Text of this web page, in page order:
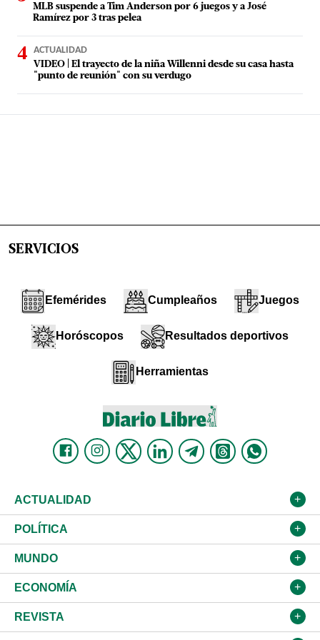
MLB suspende a Tim Anderson por 6 juegos y a José
Ramírez por 3 tras pelea
ACTUALIDAD
VIDEO | El trayecto de la niña Willenni desde su casa hasta
"punto de reunión" con su verdugo
SERVICIOS
Efemérides Cumpleaños Juegos
Horóscopos Resultados deportivos
Herramientas
ACTUALIDAD
Nacional
Ciudad
Educación
Salud
POLÍTICA
Partidos
JCE
TSE
MUNDO
Estados Unidos
América Latina
ECONOMÍA
Finanzas
REVISTA